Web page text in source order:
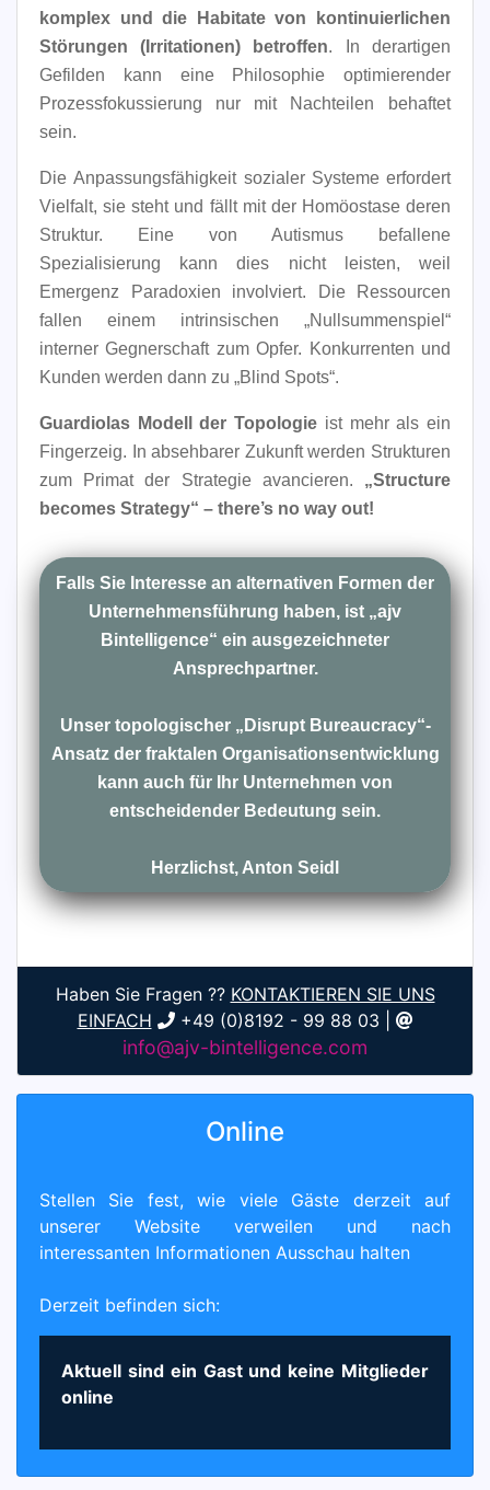
komplex und die Habitate von kontinuierlichen
Störungen (Irritationen) betroffen. In derartigen
Gefilden kann eine Philosophie optimierender
Prozessfokussierung nur mit Nachteilen behaftet
sein.
Die Anpassungsfähigkeit sozialer Systeme erfordert
Vielfalt, sie steht und fällt mit der Homöostase deren
Struktur. Eine von Autismus befallene
Spezialisierung kann dies nicht leisten, weil
Emergenz Paradoxien involviert. Die Ressourcen
fallen einem intrinsischen „Nullsummenspiel“
interner Gegnerschaft zum Opfer. Konkurrenten und
Kunden werden dann zu „Blind Spots“.
Guardiolas Modell der Topologie ist mehr als ein
Fingerzeig. In absehbarer Zukunft werden Strukturen
zum Primat der Strategie avancieren. „Structure
becomes Strategy“ – there’s no way out!
Falls Sie Interesse an alternativen Formen der
Unternehmensführung haben, ist „ajv
Bintelligence“ ein ausgezeichneter
Ansprechpartner.
Unser topologischer „Disrupt Bureaucracy“-
Ansatz der fraktalen Organisationsentwicklung
kann auch für Ihr Unternehmen von
entscheidender Bedeutung sein.
Herzlichst, Anton Seidl
Haben Sie Fragen ?? KONTAKTIEREN SIE UNS
EINFACH
+49 (0)8192 - 99 88 03 |
info@ajv-bintelligence.com
Online
Stellen Sie fest, wie viele Gäste derzeit auf
unserer Website verweilen und nach
interessanten Informationen Ausschau halten
Derzeit befinden sich:
Aktuell sind ein Gast und keine Mitglieder
online